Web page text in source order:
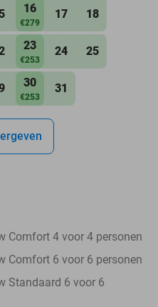
16
€279
17 18
23
€253
24 25
30
€253
31
Comfort 4 voor 4 personen
Comfort 6 voor 6 personen
Standaard 6 voor 6